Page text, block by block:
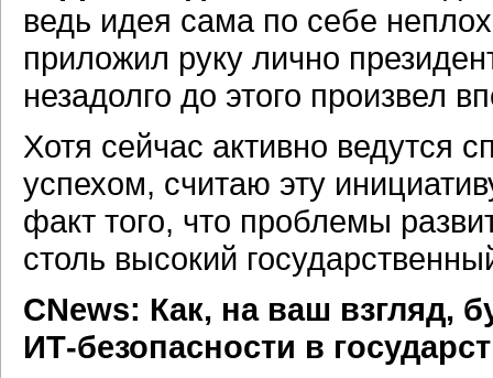
ведь идея сама по себе
приложил руку лично
незадолго до этого произвел
Хотя сейчас активно ведутся
успехом, считаю эту
факт того, что проблемы
столь высокий
CNews: Как, на ваш взгляд,
ИТ-безопасности в